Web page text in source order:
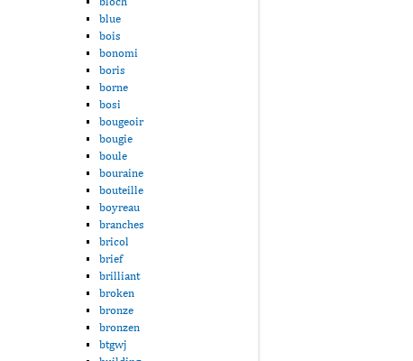
blue
bois
bonomi
boris
borne
bosi
bougeoir
bougie
boule
bouraine
bouteille
boyreau
branches
bricol
brief
brilliant
broken
bronze
bronzen
btgwj